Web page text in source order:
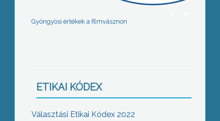
Gyöngyösi értékek a filmvásznon
ETIKAI KÓDEX
Választási Etikai Kódex 2022